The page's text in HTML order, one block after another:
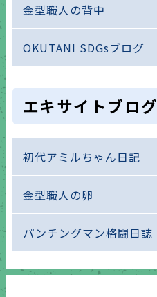
金型職人の背中
OKUTANI SDGsブログ
エキサイトブログ
初代アミルちゃん日記
金型職人の卵
パンチングマン格闘日誌